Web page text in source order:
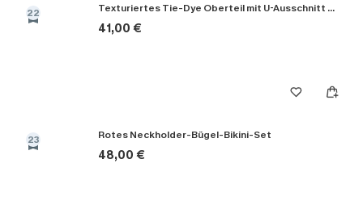
22 Texturiertes Tie-Dye Oberteil mit U-Ausschnitt & Bikini-Set mit hoher Taille
41,00 €
23 Rotes Neckholder-Bügel-Bikini-Set
48,00 €